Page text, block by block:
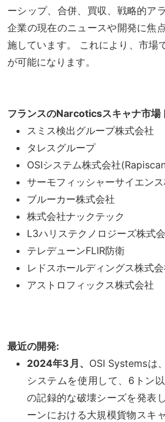
ーシップ、合併、買収、戦略的ア
企業の現在のニュースや開発に焦
施しています。 これにより、市場
が可能になります。
フランスのNarcoticsスキャナ市場
スミス検出グループ株式会社
タレスグループ
OSIシステム株式会社
サーモフィッシャーサイエン
ブルーカー株式会社
株式会社ナックテック
L3ハリステクノロジーズ株式
テレデューンFLIR防衛
レドスホールディングス株式
アストロフィックス株式会社
最近の開発:
2024年3月、 OSI Systemsは
システムを使用して、6トン
の記録的な破壊シーズを発表
ーンにおける大規模貨物スキ